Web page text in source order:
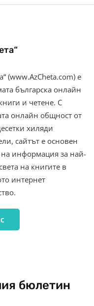
(www.AzCheta.com) е
българска онлайн
и четене. С
онлайн общност от
хиляди
сайтът е основен
информация за най-
на книгите в
интернет
бюлетин